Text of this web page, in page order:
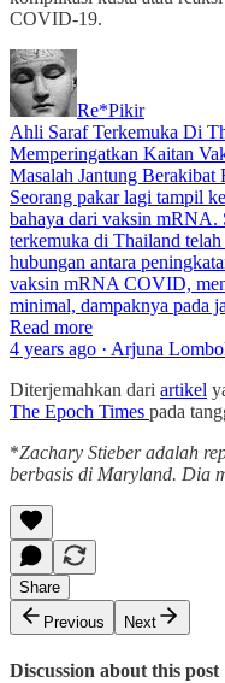
COVID-19.
Re*Pikir
Ahli Saraf Terkemuka Di
Memperingatkan Kaitan
Masalah Jantung Berakibat
Seorang pakar lagi tampil
bahaya dari vaksin mRNA.
terkemuka di Thailand
hubungan antara
vaksin mRNA COVID,
minimal, dampaknya pada
Read more
4 years ago · Arjuna
Diterjemahkan dari artikel
The Epoch Times pada
*Zachary Stieber adalah
berbasis di Maryland. Dia
Share
Previous
Next
Discussion about this post